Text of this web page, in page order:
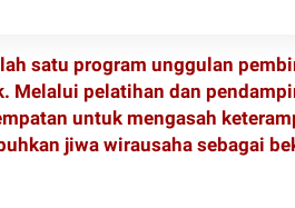
satu program unggulan
Melalui pelatihan dan
untuk mengasah
jiwa wirausaha sebagai